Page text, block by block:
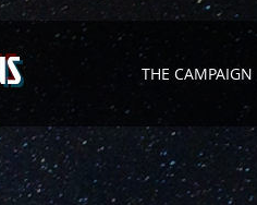
THE CAMPAIGN